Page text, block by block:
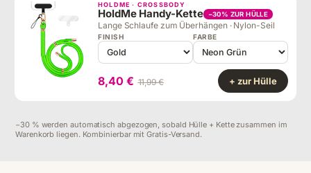
HOLDME · CROSSBODY
HoldMe Handy-Kette −30% ZUR HÜLLE
Lange Schlaufe zum Überhängen · Nylon-Seil
FINISH FARBE
8,40 € 11,99 € + zur Hülle
−30 % werden automatisch abgezogen, sobald Hülle + Kette zusammen im
Warenkorb liegen. Kombinierbar mit Gratis-Versand.